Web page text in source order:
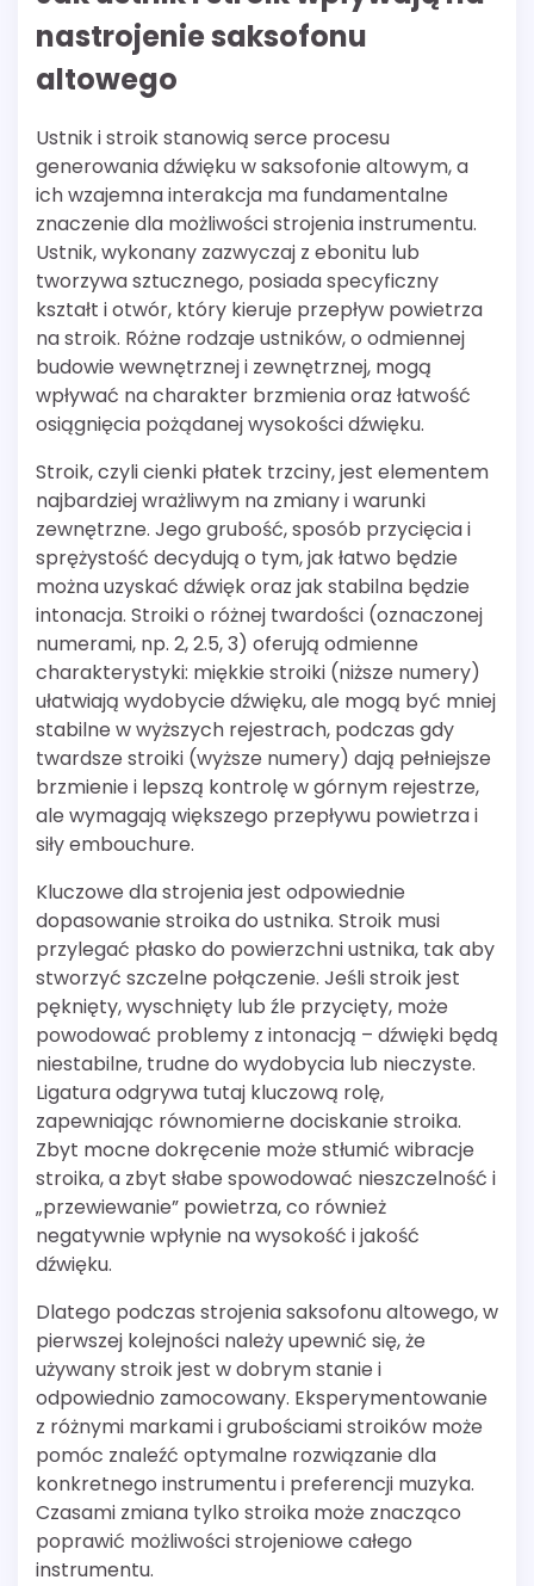
nastrojenie saksofonu
altowego
Ustnik i stroik stanowią serce procesu
generowania dźwięku w saksofonie altowym, a
ich wzajemna interakcja ma fundamentalne
znaczenie dla możliwości strojenia instrumentu.
Ustnik, wykonany zazwyczaj z ebonitu lub
tworzywa sztucznego, posiada specyficzny
kształt i otwór, który kieruje przepływ powietrza
na stroik. Różne rodzaje ustników, o odmiennej
budowie wewnętrznej i zewnętrznej, mogą
wpływać na charakter brzmienia oraz łatwość
osiągnięcia pożądanej wysokości dźwięku.
Stroik, czyli cienki płatek trzciny, jest elementem
najbardziej wrażliwym na zmiany i warunki
zewnętrzne. Jego grubość, sposób przycięcia i
sprężystość decydują o tym, jak łatwo będzie
można uzyskać dźwięk oraz jak stabilna będzie
intonacja. Stroiki o różnej twardości (oznaczonej
numerami, np. 2, 2.5, 3) oferują odmienne
charakterystyki: miękkie stroiki (niższe numery)
ułatwiają wydobycie dźwięku, ale mogą być mniej
stabilne w wyższych rejestrach, podczas gdy
twardsze stroiki (wyższe numery) dają pełniejsze
brzmienie i lepszą kontrolę w górnym rejestrze,
ale wymagają większego przepływu powietrza i
siły embouchure.
Kluczowe dla strojenia jest odpowiednie
dopasowanie stroika do ustnika. Stroik musi
przylegać płasko do powierzchni ustnika, tak aby
stworzyć szczelne połączenie. Jeśli stroik jest
pęknięty, wyschnięty lub źle przycięty, może
powodować problemy z intonacją – dźwięki będą
niestabilne, trudne do wydobycia lub nieczyste.
Ligatura odgrywa tutaj kluczową rolę,
zapewniając równomierne dociskanie stroika.
Zbyt mocne dokręcenie może stłumić wibracje
stroika, a zbyt słabe spowodować nieszczelność i
„przewiewanie” powietrza, co również
negatywnie wpłynie na wysokość i jakość
dźwięku.
Dlatego podczas strojenia saksofonu altowego, w
pierwszej kolejności należy upewnić się, że
używany stroik jest w dobrym stanie i
odpowiednio zamocowany. Eksperymentowanie
z różnymi markami i grubościami stroików może
pomóc znaleźć optymalne rozwiązanie dla
konkretnego instrumentu i preferencji muzyka.
Czasami zmiana tylko stroika może znacząco
poprawić możliwości strojeniowe całego
instrumentu.